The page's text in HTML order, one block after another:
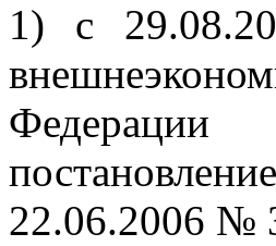
1) с
22.06.2006 №